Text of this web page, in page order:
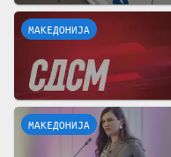
МАКЕДОНИЈА
МАКЕДОНИЈА